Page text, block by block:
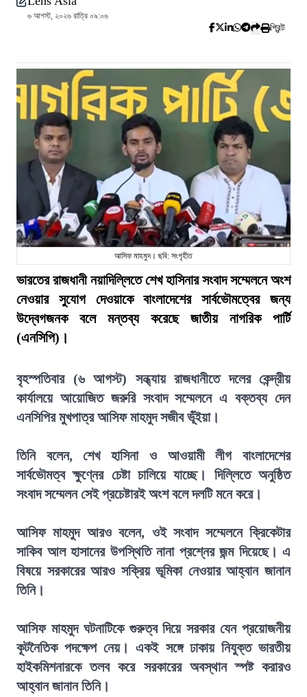
৬ আগস্ট, ২০২৬ রাত্রি ০৯:০৬
প্রিন্ট
আসিফ মাহমুদ। ছবি: সংগৃহীত
ভারতের রাজধানী নয়াদিল্লিতে শেখ হাসিনার সংবাদ সম্মেলনে অংশ
নেওয়ার সুযোগ দেওয়াকে বাংলাদেশের সার্বভৌমত্বের জন্য
উদ্বেগজনক বলে মন্তব্য করেছে জাতীয় নাগরিক পার্টি
(এনসিপি)।
বৃহস্পতিবার (৬ আগস্ট) সন্ধ্যায় রাজধানীতে দলের কেন্দ্রীয়
কার্যালয়ে আয়োজিত জরুরি সংবাদ সম্মেলনে এ বক্তব্য দেন
এনসিপির মুখপাত্র আসিফ মাহমুদ সজীব ভূঁইয়া।
তিনি বলেন, শেখ হাসিনা ও আওয়ামী লীগ বাংলাদেশের
সার্বভৌমত্ব ক্ষুণ্নের চেষ্টা চালিয়ে যাচ্ছে। দিল্লিতে অনুষ্ঠিত
সংবাদ সম্মেলন সেই প্রচেষ্টারই অংশ বলে দলটি মনে করে।
আসিফ মাহমুদ আরও বলেন, ওই সংবাদ সম্মেলনে ক্রিকেটার
সাকিব আল হাসানের উপস্থিতি নানা প্রশ্নের জন্ম দিয়েছে। এ
বিষয়ে সরকারের আরও সক্রিয় ভূমিকা নেওয়ার আহ্বান জানান
তিনি।
আসিফ মাহমুদ ঘটনাটিকে গুরুত্ব দিয়ে সরকার যেন প্রয়োজনীয়
কূটনৈতিক পদক্ষেপ নেয়। একই সঙ্গে ঢাকায় নিযুক্ত ভারতীয়
হাইকমিশনারকে তলব করে সরকারের অবস্থান স্পষ্ট করারও
আহ্বান জানান তিনি।